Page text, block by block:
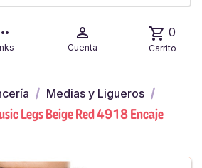

Cuenta
shopping_cart 0
Carrito
Medias y Ligueros
Legs Beige Red 4918 Encaje